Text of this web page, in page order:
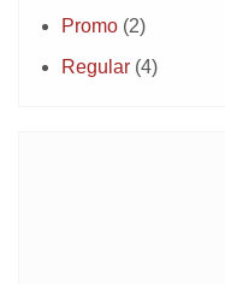
Promo (2)
Regular (4)